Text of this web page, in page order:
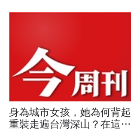
身為城市女孩，她為何背起
重裝走遍台灣深山？在這座